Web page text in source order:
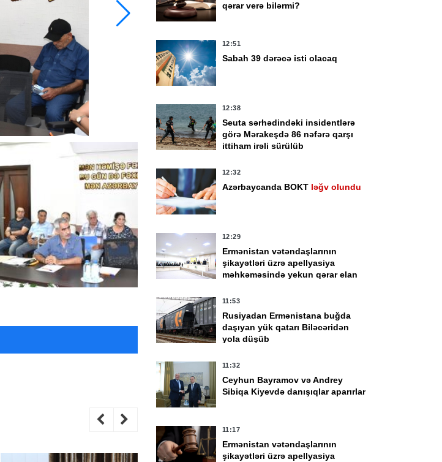
qərar verə bilərmi?
12:51
Sabah 39 dərəcə isti olacaq
12:38
Seuta sərhədindəki insidentlərə
görə Mərakeşdə 86 nəfərə qarşı
ittiham irəli sürülüb
12:32
Azərbaycanda BOKT ləğv olundu
12:29
Ermənistan vətəndaşlarının
şikayətləri üzrə apellyasiya
məhkəməsində yekun qərar elan
11:53
Rusiyadan Ermənistana buğda
daşıyan yük qatarı Biləcəridən
yola düşüb
11:32
Ceyhun Bayramov və Andrey
Sibiqa Kiyevdə danışıqlar aparırlar
11:17
Ermənistan vətəndaşlarının
şikayətləri üzrə apellyasiya